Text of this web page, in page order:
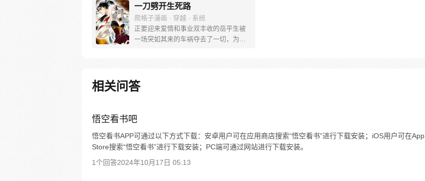
一刀劈开生死路
爬格子漫画 · 穿越 · 系统
正要迎来爱情和事业双丰收的岳平生被
一场突如其来的车祸夺去了一切，为了
相关问答
悟空看书吧
悟空看书APP可通过以下方式下载：安卓用户可在应用商店搜索“悟空看书”进行下载安装；iOS用户可在App
Store搜索“悟空看书”进行下载安装；PC端可通过网站进行下载安装。
1个回答2024年10月17日 05:13